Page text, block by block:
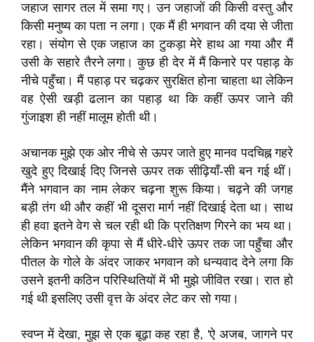
जहाज सागर तल में समा गए। उन जहाजों की किसी वस्तु और
किसी मनुष्य का पता न लगा। एक मैं ही भगवान की दया से जीता
रहा। संयोग से एक जहाज का टुकड़ा मेरे हाथ आ गया और मैं
उसी के सहारे तैरने लगा। कुछ ही देर में मैं किनारे पर पहाड़ के
नीचे पहुँचा। मैं पहाड़ पर चढ़कर सुरक्षित होना चाहता था लेकिन
वह ऐसी खड़ी ढलान का पहाड़ था कि कहीं ऊपर जाने की
गुंजाइश ही नहीं मालूम होती थी।
अचानक मुझे एक ओर नीचे से ऊपर जाते हुए मानव पदचिह्न गहरे
खुदे हुए दिखाई दिए जिनसे ऊपर तक सीढ़ियाँ-सी बन गई थीं।
मैंने भगवान का नाम लेकर चढ़ना शुरू किया। चढ़ने की जगह
बड़ी तंग थी और कहीं भी दूसरा मार्ग नहीं दिखाई देता था। साथ
ही हवा इतने वेग से चल रही थी कि प्रतिक्षण गिरने का भय था।
लेकिन भगवान की कृपा से मैं धीरे-धीरे ऊपर तक जा पहुँचा और
पीतल के गोले के अंदर जाकर भगवान को धन्यवाद देने लगा कि
उसने इतनी कठिन परिस्थितियों में भी मुझे जीवित रखा। रात हो
गई थी इसलिए उसी वृत्त के अंदर लेट कर सो गया।
स्वप्न में देखा, मुझ से एक बूढ़ा कह रहा है, 'ऐ अजब, जागने पर